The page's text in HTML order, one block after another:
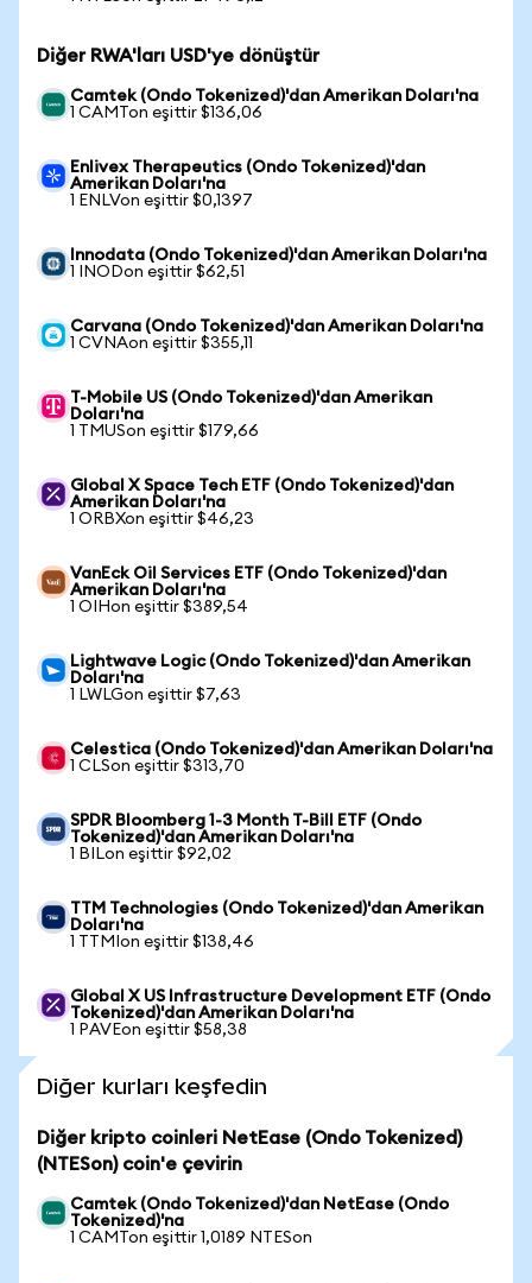
Diğer RWA'ları USD'ye dönüştür
Camtek (Ondo Tokenized)'dan Amerikan Doları'na
1 CAMTon eşittir $136,06
Enlivex Therapeutics (Ondo Tokenized)'dan
Amerikan Doları'na
1 ENLVon eşittir $0,1397
Innodata (Ondo Tokenized)'dan Amerikan Doları'na
1 INODon eşittir $62,51
Carvana (Ondo Tokenized)'dan Amerikan Doları'na
1 CVNAon eşittir $355,11
T-Mobile US (Ondo Tokenized)'dan Amerikan
Doları'na
1 TMUSon eşittir $179,66
Global X Space Tech ETF (Ondo Tokenized)'dan
Amerikan Doları'na
1 ORBXon eşittir $46,23
VanEck Oil Services ETF (Ondo Tokenized)'dan
Amerikan Doları'na
1 OIHon eşittir $389,54
Lightwave Logic (Ondo Tokenized)'dan Amerikan
Doları'na
1 LWLGon eşittir $7,63
Celestica (Ondo Tokenized)'dan Amerikan Doları'na
1 CLSon eşittir $313,70
SPDR Bloomberg 1-3 Month T-Bill ETF (Ondo
Tokenized)'dan Amerikan Doları'na
1 BILon eşittir $92,02
TTM Technologies (Ondo Tokenized)'dan Amerikan
Doları'na
1 TTMIon eşittir $138,46
Global X US Infrastructure Development ETF (Ondo
Tokenized)'dan Amerikan Doları'na
1 PAVEon eşittir $58,38
Diğer kurları keşfedin
Diğer kripto coinleri NetEase (Ondo Tokenized)
(NTESon) coin'e çevirin
Camtek (Ondo Tokenized)'dan NetEase (Ondo
Tokenized)'na
1 CAMTon eşittir 1,0189 NTESon